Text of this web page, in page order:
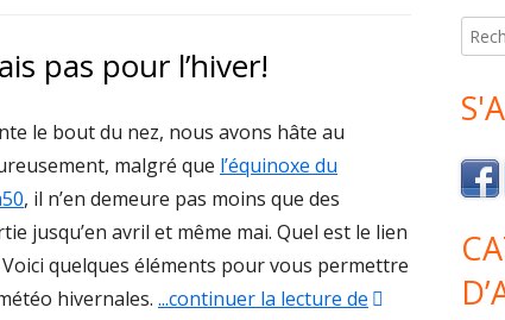
pas pour l’hiver!
le bout du nez, nous avons hâte au
malgré que l’équinoxe du
, il n’en demeure pas moins que des
jusqu’en avril et même mai. Quel est le lien
quelques éléments pour vous permettre
hivernales. ...continuer la lecture de "Mars c’est la